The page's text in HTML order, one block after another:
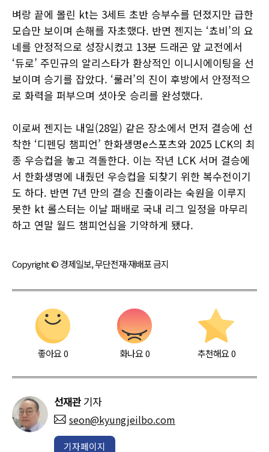
벼랑 끝에 몰린 kt는 3세트 초반 승부수를 던졌지만 급한
모습만 보이며 손해를 자초했다. 반면 젠지는 ‘쵸비’의 요
네를 안정적으로 성장시켰고 13분 드래곤 앞 교전에서
‘듀로’ 주민규의 알리스타가 환상적인 이니시에이팅을 선
보이며 승기를 잡았다. ‘룰러’의 진이 후방에서 안정적으
로 화력을 퍼부으며 셧아웃 승리를 완성했다.
이로써 젠지는 내일(28일) 같은 장소에서 먼저 결승에 선
착한 ‘디펜딩 챔피언’ 한화생명e스포츠와 2025 LCK의 최
종 우승컵을 놓고 격돌한다. 이는 작년 LCK 서머 결승에
서 한화생명에 내줬던 우승컵을 되찾기 위한 복수전이기
도 하다. 반면 7년 만의 결승 진출이라는 숙원을 이루지
못한 kt 롤스터는 이날 패배로 국내 리그 일정을 마무리
하고 연말 월드 챔피언십을 기약하게 됐다.
Copyright © 경제일보, 무단전재·재배포 금지
좋아요0 화나요0 추천해요 0
선재관 기자
seon@kyungjeilbo.com
기자페이지